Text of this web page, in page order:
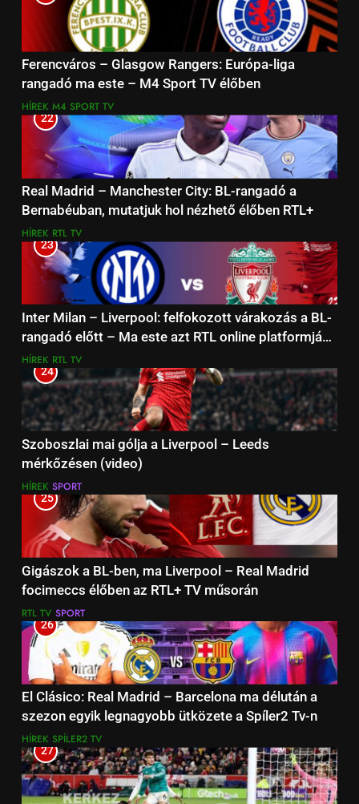
Ferencváros – Glasgow Rangers: Európa-liga
rangadó ma este – M4 Sport TV élőben
HÍREK M4 SPORT TV
22
Real Madrid – Manchester City: BL-rangadó a
Bernabéuban, mutatjuk hol nézhető élőben RTL+
HÍREK RTL TV
23
Inter Milan – Liverpool: felfokozott várakozás a BL-
rangadó előtt – Ma este azt RTL online platformján
élőben
HÍREK RTL TV
24
Szoboszlai mai gólja a Liverpool – Leeds
mérkőzésen (video)
HÍREK SPORT
25
Gigászok a BL-ben, ma Liverpool – Real Madrid
focimeccs élőben az RTL+ TV műsorán
RTL TV SPORT
26
El Clásico: Real Madrid – Barcelona ma délután a
szezon egyik legnagyobb ütközete a Spíler2 Tv-n
HÍREK SPÍLER2 TV
27